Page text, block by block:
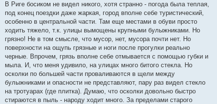
В Риге босиком не видел никого, хотя странно - погода была теплая,
под конец поездки даже жаркая, город вполне себе туристический,
особенно в центральной части. Там еще местами в обуви просто
ходить тяжело, т.к. улицы вымощены крупными булыжниками. Но
грязно! Не в том смысле, что мусор, нет, мусора почти нет. Но
поверхности на ощупь грязные и ноги после прогулки реально
черные. Впрочем, грязь вполне себе отмывается с помощью губки и
мыла. И, что меня удивило, на улицах много битого стекла. Но
осколки по большей части проваливаются в щели между
булыжниками и опасности не представляют, пару раз видел стекло
на тротуарах (где плитка). Думаю, что осколки довольно быстро
стираются в пыль - народу ходит много. За пределами старого